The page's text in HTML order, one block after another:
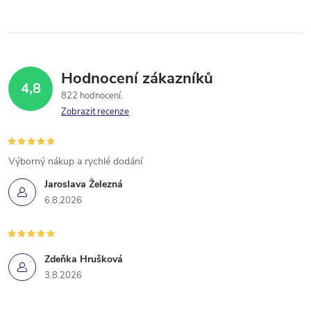
4,8 Hodnocení zákazníků
822 hodnocení
Zobrazit recenze
Jaroslava Železná
6.8.2026
Výborný nákup a rychlé dodání
Zdeňka Hrušková
3.8.2026